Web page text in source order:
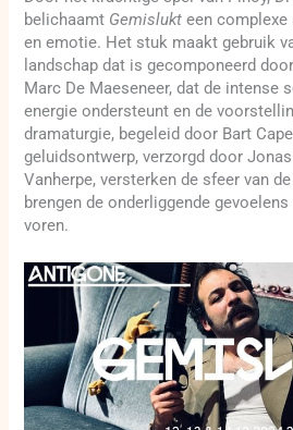
belichaamt Gemislukt een complexe
en emotie. Het stuk maakt gebruik
landschap dat is gecomponeerd
Marc De Maeseneer, dat de intense
energie ondersteunt en de
dramaturgie, begeleid door Bart
geluidsontwerp, verzorgd door
Vanherpe, versterken de sfeer van
brengen de onderliggende
voren.